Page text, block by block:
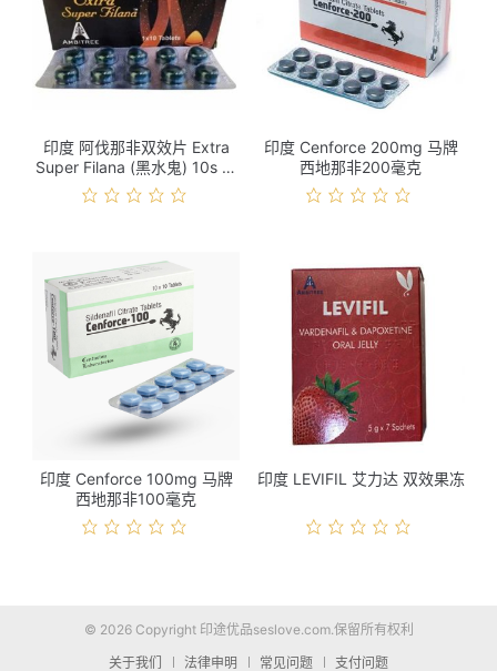
印度 阿伐那非双效片 Extra
Super Filana (黑水鬼) 10s 价
格
印度 Cenforce 200mg 马牌
西地那非200毫克
印度 Cenforce 100mg 马牌
西地那非100毫克
印度 LEVIFIL 艾力达 双效果冻
© 2026 Copyright 印途优品seslove.com.保留所有权利
关于我们
法律申明 常见问题 支付问题